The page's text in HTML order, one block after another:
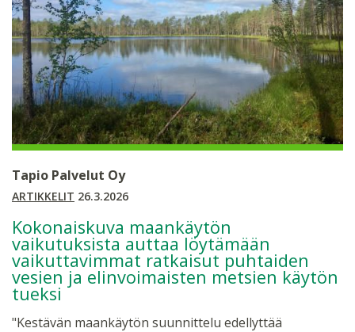
Tapio Palvelut Oy
ARTIKKELIT 26.3.2026
Kokonaiskuva maankäytön
vaikutuksista auttaa löytämään
vaikuttavimmat ratkaisut puhtaiden
vesien ja elinvoimaisten metsien käytön
tueksi
"Kestävän maankäytön suunnittelu edellyttää